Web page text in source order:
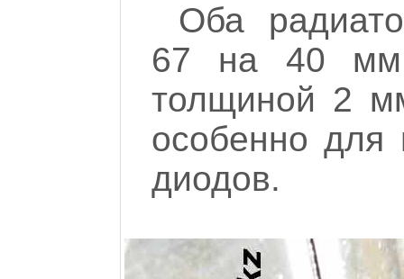
Оба
67 на 40 мм,
толщиной 2
особенно для
диодов.